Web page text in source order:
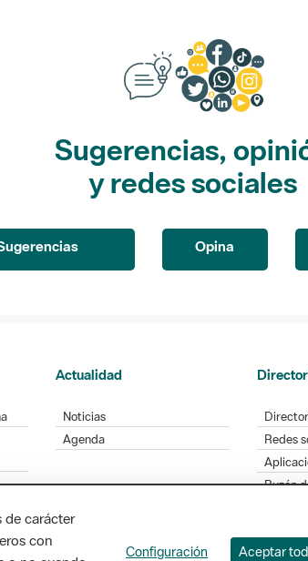
Sugerencias,
y redes sociales
Opina
Actualidad
Noticias
Agenda
Redes
Buzón
de carácter
con
Configuración Aceptar